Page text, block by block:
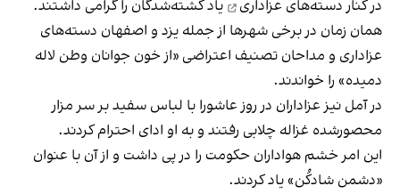
در کنار دسته‌های عزاداری
یاد کشته‌شدگان را گرامی داشتند.
همان زمان در برخی شهرها از جمله یزد و اصفهان دسته‌های
عزاداری و مداحان تصنیف اعتراضی «از خون جوانان وطن لاله
دمیده» را خواندند.
در آمل نیز عزاداران در روز عاشورا با لباس سفید بر سر مزار
محصورشده غزاله چلابی رفتند و به او ادای احترام کردند.
این امر خشم هواداران حکومت را در پی داشت و از آن با عنوان
«دشمن شاد‌کُن» یاد کردند.